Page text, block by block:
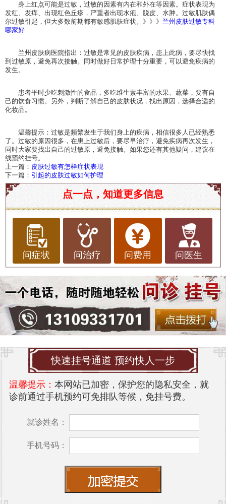
身上红点可能是过敏，过敏的因素有内在和外在等因素。症状表现为
发红、发痒、出现红色丘疹，严重者出现水疱、脱皮、水肿。过敏肌肤偶
尔过敏引起，但大多数前期都有敏感肌肤症状。》》》 兰州皮肤过敏专科
哪家好
兰州皮肤病医院指出：过敏是常见的皮肤疾病，患上此病，要尽快找
到过敏原，避免再次接触。同时做好日常护理十分重要，可以避免疾病的
发生。
患者平时少吃刺激性的食品，多吃维生素丰富的水果、蔬菜，要有自
己的饮食习惯。另外，判断了解自己的皮肤状况，找出原因，选择合适的
化妆品。
温馨提示：过敏是频繁发生于我们身上的疾病，相信很多人已经熟悉
了。过敏的原因很多，在患上过敏后，要尽早治疗，避免疾病再次发生，
同时大家要找出自己的过敏原，避免接触。如果您还有其他疑问，建议在
线预约挂号。
上一篇： 皮肤过敏有怎样症状表现
下一篇： 引起的皮肤过敏如何护理
点一点，知道更多信息
问症状 问治疗 问费用 问医生
快速挂号通道 预约快人一步
温馨提示： 本网站已加密，保护您的隐私安全，就
诊前通过手机预约可免排队等候，免挂号费。
就诊姓名：
手机号码：